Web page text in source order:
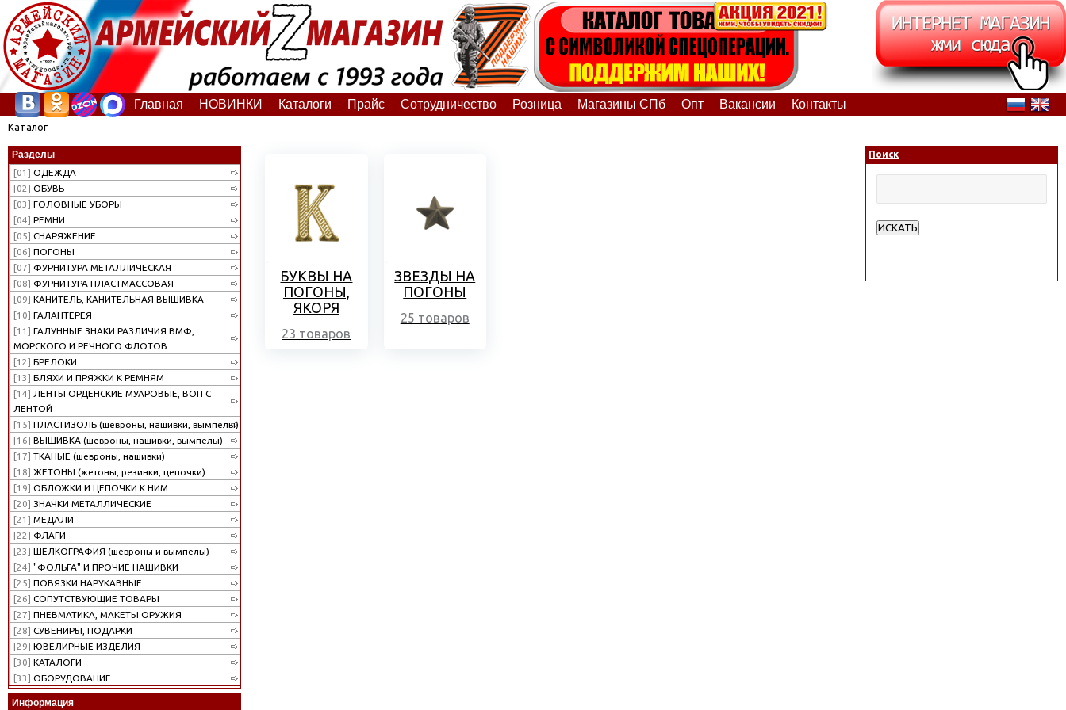
Главная НОВИНКИ Каталоги Прайс Сотрудничество Розница Магазины СПб Опт Вакансии Контакты
Каталог
Разделы
[01] ОДЕЖДА
[02] ОБУВЬ
[03] ГОЛОВНЫЕ УБОРЫ
[04] РЕМНИ
[05] СНАРЯЖЕНИЕ
[06] ПОГОНЫ
[07] ФУРНИТУРА МЕТАЛЛИЧЕСКАЯ
[08] ФУРНИТУРА ПЛАСТМАССОВАЯ
[09] КАНИТЕЛЬ, КАНИТЕЛЬНАЯ ВЫШИВКА
[10] ГАЛАНТЕРЕЯ
[11] ГАЛУННЫЕ ЗНАКИ РАЗЛИЧИЯ ВМФ,
МОРСКОГО И РЕЧНОГО ФЛОТОВ
[12] БРЕЛОКИ
[13] БЛЯХИ И ПРЯЖКИ К РЕМНЯМ
[14] ЛЕНТЫ ОРДЕНСКИЕ МУАРОВЫЕ, ВОП С
ЛЕНТОЙ
[15] ПЛАСТИЗОЛЬ (шевроны, нашивки, вымпелы)
[16] ВЫШИВКА (шевроны, нашивки, вымпелы)
[17] ТКАНЫЕ (шевроны, нашивки)
[18] ЖЕТОНЫ (жетоны, резинки, цепочки)
[19] ОБЛОЖКИ И ЦЕПОЧКИ К НИМ
[20] ЗНАЧКИ МЕТАЛЛИЧЕСКИЕ
[21] МЕДАЛИ
[22] ФЛАГИ
[23] ШЕЛКОГРАФИЯ (шевроны и вымпелы)
[24] "ФОЛЬГА" И ПРОЧИЕ НАШИВКИ
[25] ПОВЯЗКИ НАРУКАВНЫЕ
[26] СОПУТСТВУЮЩИЕ ТОВАРЫ
[27] ПНЕВМАТИКА, МАКЕТЫ ОРУЖИЯ
[28] СУВЕНИРЫ, ПОДАРКИ
[29] ЮВЕЛИРНЫЕ ИЗДЕЛИЯ
[30] КАТАЛОГИ
[33] ОБОРУДОВАНИЕ
Информация
БУКВЫ НА
ПОГОНЫ,
ЯКОРЯ
23 товаров
ЗВЕЗДЫ НА
ПОГОНЫ
25 товаров
Поиск
ИСКАТЬ